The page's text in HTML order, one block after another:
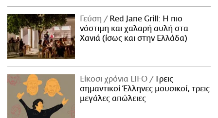
Γεύση
Red Jane Grill: Η πιο
νόστιμη και χαλαρή αυλή στα
Χανιά (ίσως και στην Ελλάδα)
Είκοσι χρόνια LIFO
Tρεις
σημαντικοί Έλληνες μουσικοί, τρεις
μεγάλες απώλειες